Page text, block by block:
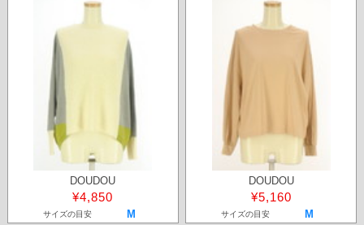
DOUDOU
¥4,850
サイズの目安 M
DOUDOU
¥5,160
サイズの目安 M